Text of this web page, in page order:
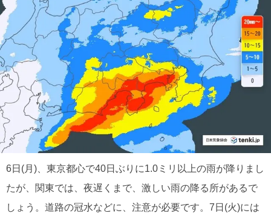
6日(月)、東京都心で40日ぶりに1.0ミリ以上の雨が降りまし
たが、関東では、夜遅くまで、激しい雨の降る所があるで
しょう。道路の冠水などに、注意が必要です。7日(火)には